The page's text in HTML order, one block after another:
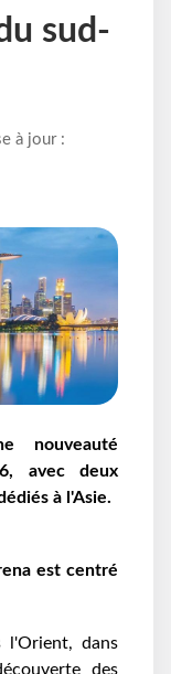
sud-
à jour :
nouveauté
avec deux
à l'Asie.
est centré
l'Orient, dans
des